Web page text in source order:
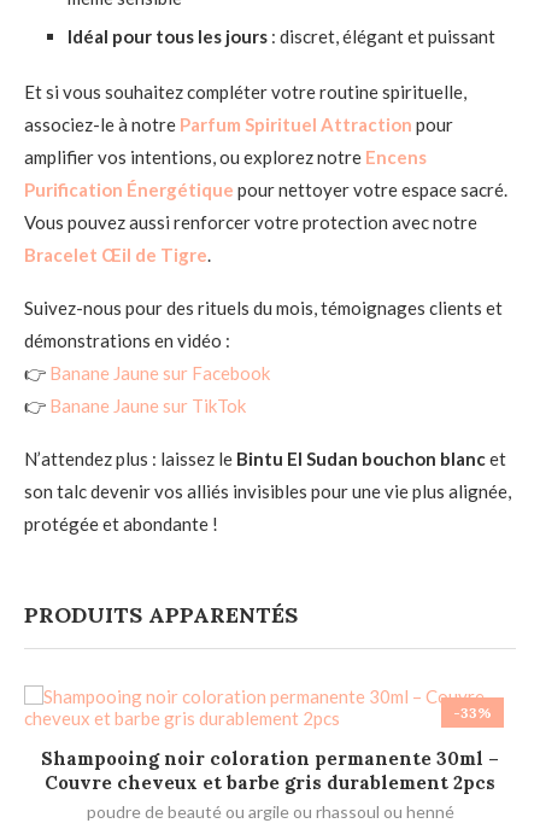
Idéal pour tous les jours : discret, élégant et puissant
Et si vous souhaitez compléter votre routine spirituelle,
associez-le à notre Parfum Spirituel Attraction pour
amplifier vos intentions, ou explorez notre Encens
Purification Énergétique pour nettoyer votre espace sacré.
Vous pouvez aussi renforcer votre protection avec notre
Bracelet Œil de Tigre.
Suivez-nous pour des rituels du mois, témoignages clients et
démonstrations en vidéo :
👉 Banane Jaune sur Facebook
👉 Banane Jaune sur TikTok
N’attendez plus : laissez le Bintu El Sudan bouchon blancet
son talc devenir vos alliés invisibles pour une vie plus alignée,
protégée et abondante !
PRODUITS APPARENTÉS
-33%
AJOUTER AU PANIER
Shampooing noir coloration permanente 30ml –
Couvre cheveux et barbe gris durablement 2pcs
poudre de beauté ou argile ou rhassoul ou henné